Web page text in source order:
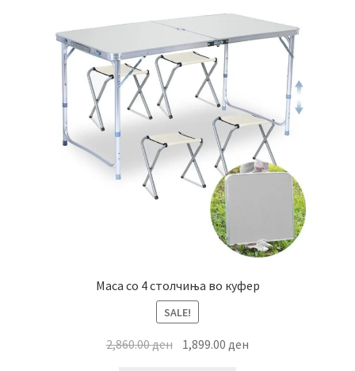
Маса со 4 столчиња во куфер
SALE!
2,860.00ден Original
1,899.00ден